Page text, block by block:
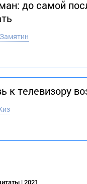
до самой
к телевизору
| 2021